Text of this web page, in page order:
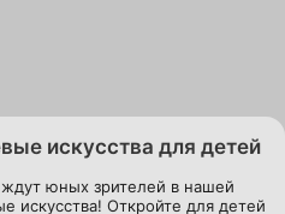
искусства для детей
юных зрителей в нашей
искусства! Откройте для детей